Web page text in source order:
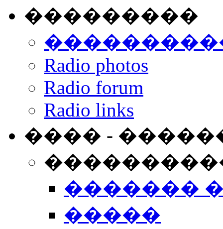
���������
Radio photos
Radio forum
Radio links
���� -
�������
�����